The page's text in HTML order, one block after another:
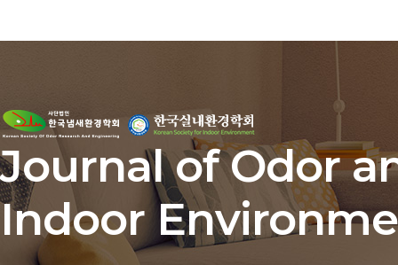
Journal of Odor
Indoor